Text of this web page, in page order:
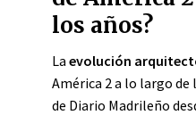
los años?
La evolución
América 2 a lo largo
de Diario Madrileño